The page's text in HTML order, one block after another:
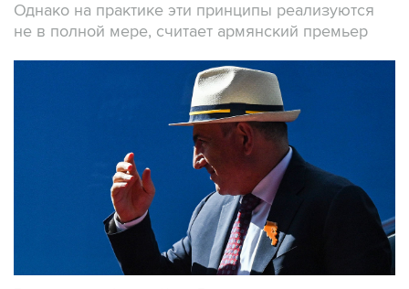
Однако на практике эти принципы реализуются
не в полной мере, считает армянский премьер